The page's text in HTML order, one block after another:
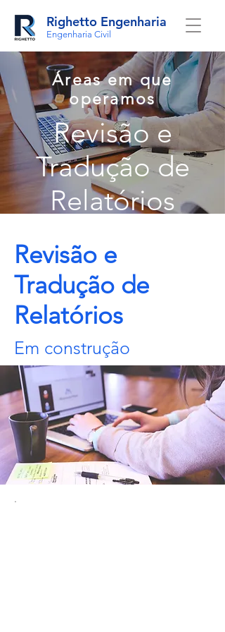
Righetto Engenharia
Engenharia Civil
Áreas em que
operamos
Revisão e
Tradução de
Relatórios
Revisão e
Tradução de
Relatórios
Em construção
.